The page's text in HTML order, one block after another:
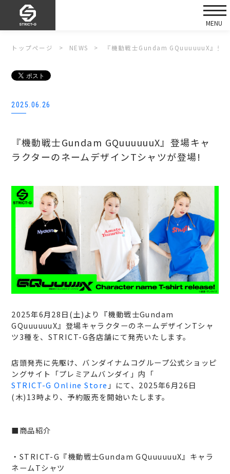
トップページ NEWS 『機動戦士Gundam GQuuuuuuX』登
2025.06.26
『機動戦士Gundam GQuuuuuuX』登場キャ
ラクターのネームデザインTシャツが登場!
2025年6月28日(土)より『機動戦士Gundam
GQuuuuuuX』登場キャラクターのネームデザインTシャ
ツ3種を、STRICT-G各店舗にて発売いたします。
店頭発売に先駆け、バンダイナムコグループ公式ショッピ
ングサイト「プレミアムバンダイ」内「
STRICT-G Online Store 」にて、2025年6月26日
(木)13時より、予約販売を開始いたします。
■商品紹介
・STRICT-G『機動戦士Gundam GQuuuuuuX』キャラ
ネームTシャツ